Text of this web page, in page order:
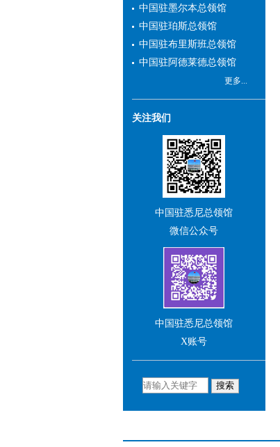
建设更加成熟稳定、更加富
有成果的中澳全面战略伙伴
关系贡献力量。我们也将尽
职尽责，依法为领区中国公
民和机构做好领事保护，竭
事服务。
站及社交媒体账号，并与我
们积极交流互动。
王 愚
中华人民共和国驻悉尼总领
事（大使衔）
中国驻墨尔本总领馆
中国驻珀斯总领馆
中国驻布里斯班总领馆
中国驻阿德莱德总领馆
更多...
关注我们
中国驻悉尼总领馆
微信公众号
中国驻悉尼总领馆
X账号